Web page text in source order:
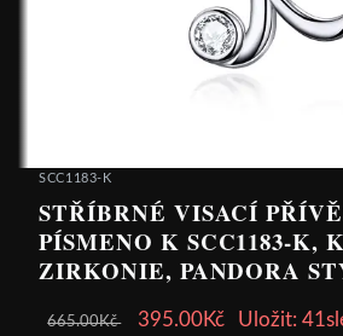
SCC1183-K
STŘÍBRNÉ VISACÍ
PÍSMENO K SCC1183-K,
ZIRKONIE, PANDORA
665.00Kč 395.00Kč Uložit: